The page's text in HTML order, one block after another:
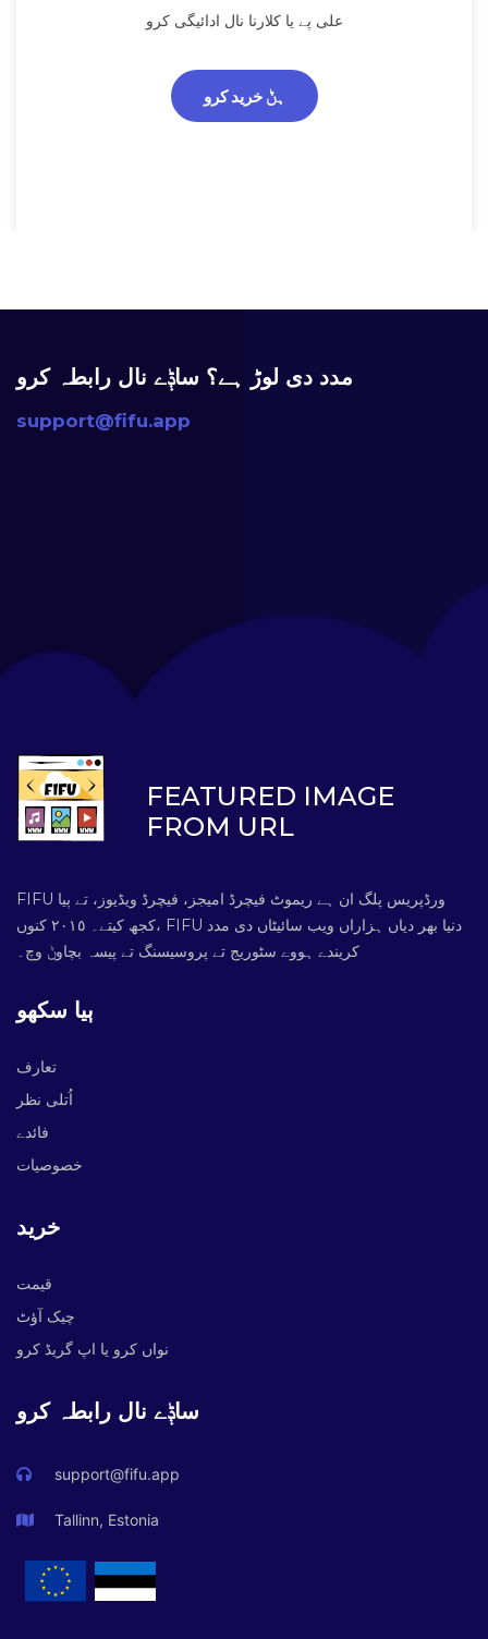
علی پے یا کلارنا نال ادائیگی کرو
ہݨ خرید کرو
مدد دی لوڑ ہے؟ ساݙے نال رابطہ کرو
support@fifu.app
FEATURED IMAGE
FROM URL
FIFU ورڈپریس پلگ ان ہے ریموٹ فیچرڈ امیجز، فیچرڈ ویڈیوز، تے ٻیا
کجھ کیتے۔ ٢٠١٥ کنوں، FIFU دنیا بھر دیاں ہزاراں ویب سائیٹاں دی مدد
کریندے ہووے سٹوریج تے پروسیسنگ تے پیسہ بچاوݨ وچ۔
ٻیا سکھو
تعارف
اُتلی نظر
فائدے
خصوصیات
خرید
قیمت
چیک آؤٹ
نواں کرو یا اپ گریڈ کرو
ساݙے نال رابطہ کرو
support@fifu.app
Tallinn, Estonia